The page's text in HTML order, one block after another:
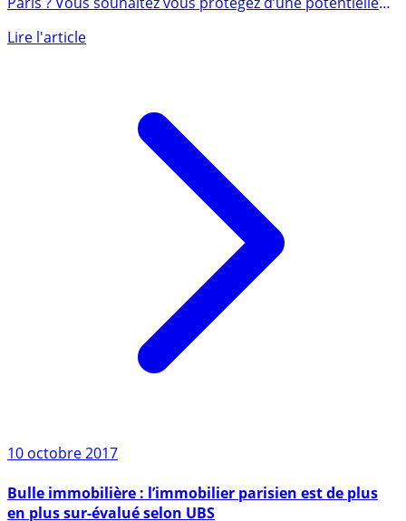
Paris ? Vous souhaitez vous protégez d’une potentielle
10 octobre 2017